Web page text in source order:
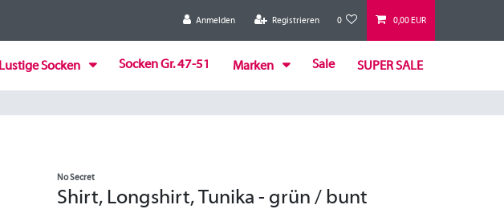
Anmelden Registrieren 0 0,00 EUR
Lustige Socken Socken Gr. 47-51 Marken Sale SUPER SALE
No Secret
Shirt, Longshirt, Tunika - grün / bunt